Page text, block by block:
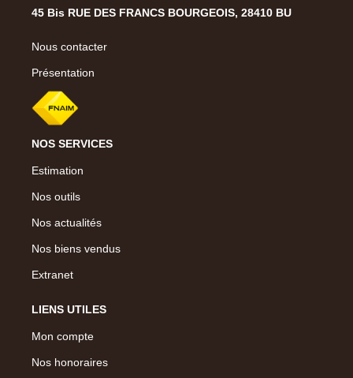
45 Bis RUE DES FRANCS BOURGEOIS, 28410 BU
Nous contacter
Présentation
NOS SERVICES
Estimation
Nos outils
Nos actualités
Nos biens vendus
Extranet
LIENS UTILES
Mon compte
Nos honoraires